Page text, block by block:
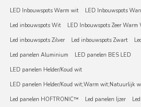
LED Inbouwspots Warm wit
LED Inbouwspots
Led inbouwspots Wit
LED Inbouwspots Zeer Warm
Led inbouwspots Zilver
Led inbouwspots Zwart
Led panelen Aluminium
LED panelen BES LED
LED panelen Helder/Koud wit
LED panelen Helder/Koud wit;Warm wit;Natuurlijk
Led panelen HOFTRONIC™
Led panelen Ijzer